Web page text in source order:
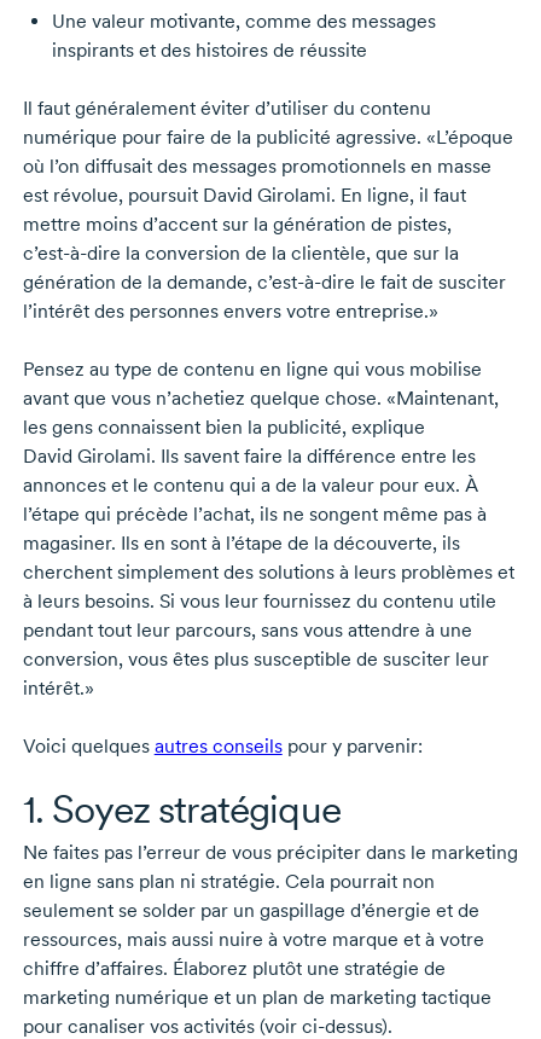
Une valeur motivante, comme des messages
inspirants et des histoires de réussite
Il faut généralement éviter d’utiliser du contenu
numérique pour faire de la publicité agressive. «L’époque
où l’on diffusait des messages promotionnels en masse
est révolue, poursuit David Girolami. En ligne, il faut
mettre moins d’accent sur la génération de pistes,
c’est-à-dire la conversion de la clientèle, que sur la
génération de la demande, c’est-à-dire le fait de susciter
l’intérêt des personnes envers votre entreprise.»
Pensez au type de contenu en ligne qui vous mobilise
avant que vous n’achetiez quelque chose. «Maintenant,
les gens connaissent bien la publicité, explique
David Girolami. Ils savent faire la différence entre les
annonces et le contenu qui a de la valeur pour eux. À
l’étape qui précède l’achat, ils ne songent même pas à
magasiner. Ils en sont à l’étape de la découverte, ils
cherchent simplement des solutions à leurs problèmes et
à leurs besoins. Si vous leur fournissez du contenu utile
pendant tout leur parcours, sans vous attendre à une
conversion, vous êtes plus susceptible de susciter leur
intérêt.»
Voici quelques autres conseilspour y parvenir:
1. Soyez stratégique
Ne faites pas l’erreur de vous précipiter dans le marketing
en ligne sans plan ni stratégie. Cela pourrait non
seulement se solder par un gaspillage d’énergie et de
ressources, mais aussi nuire à votre marque et à votre
chiffre d’affaires. Élaborez plutôt une stratégie de
marketing numérique et un plan de marketing tactique
pour canaliser vos activités (voir ci-dessus).